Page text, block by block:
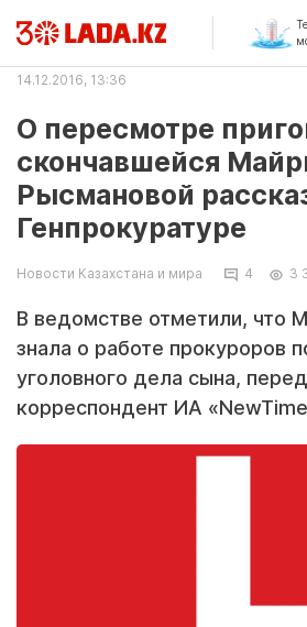
14.12.2016, 13:36
О пересмотре
скончавшейся
Рысмановой
Генпрокуратуре
Новости Казахстана и мира 4 3
В ведомстве отметили, что
знала о работе прокуроров
уголовного дела сына,
корреспондент ИА